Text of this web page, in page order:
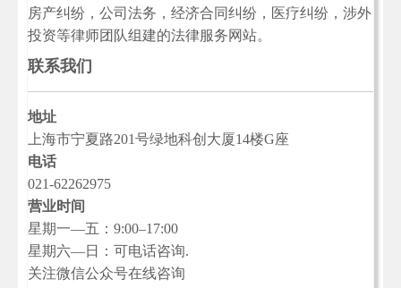
房产纠纷，公司法务，经济合同纠纷，医疗纠纷，涉外
投资等律师团队组建的法律服务网站。
联系我们
地址
上海市宁夏路201号绿地科创大厦14楼G座
电话
021-62262975
营业时间
星期一—五：9:00–17:00
星期六—日：可电话咨询.
关注微信公众号在线咨询